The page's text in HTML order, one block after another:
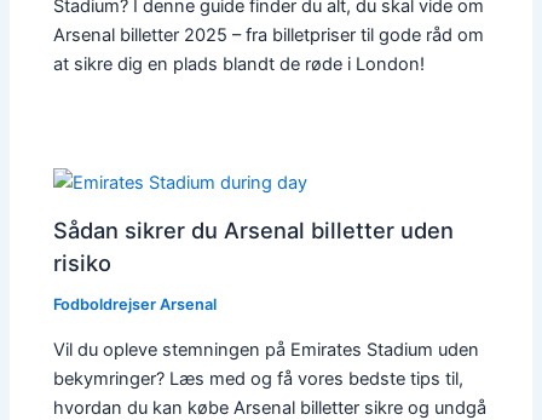
Stadium? I denne guide finder du alt, du skal vide om
Arsenal billetter 2025 – fra billetpriser til gode råd om
at sikre dig en plads blandt de røde i London!
Sådan sikrer du Arsenal billetter uden
risiko
Fodboldrejser Arsenal
Vil du opleve stemningen på Emirates Stadium uden
bekymringer? Læs med og få vores bedste tips til,
hvordan du kan købe Arsenal billetter sikre og undgå